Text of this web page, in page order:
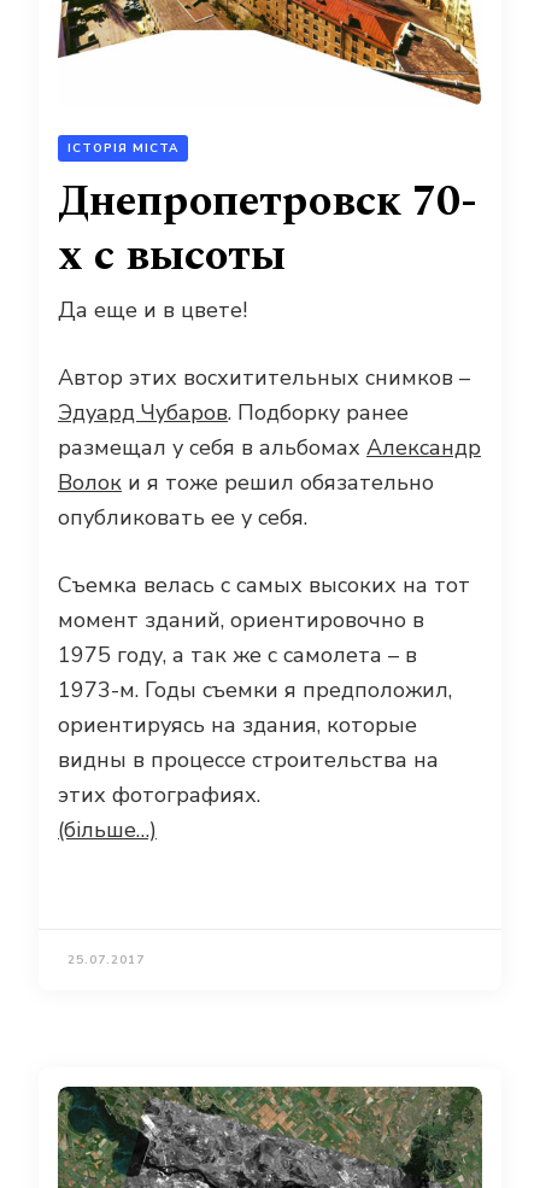
ІСТОРІЯ МІСТА
Днепропетровск 70-
х с высоты
Да еще и в цвете!
Автор этих восхитительных снимков –
Эдуард Чубаров. Подборку ранее
размещал у себя в альбомах Александр
Волок и я тоже решил обязательно
опубликовать ее у себя.
Съемка велась с самых высоких на тот
момент зданий, ориентировочно в
1975 году, а так же с самолета – в
1973-м. Годы съемки я предположил,
ориентируясь на здания, которые
видны в процессе строительства на
этих фотографиях.
(більше…)
25.07.2017